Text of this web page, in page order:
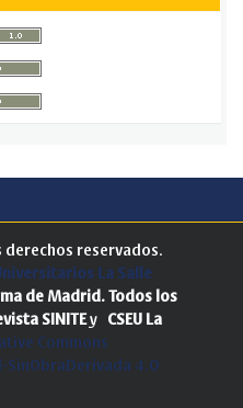
derechos reservados.
La Salle
de Madrid. Todos los
SINITEy CSEU La
Commons
SinObraDerivada 4.0